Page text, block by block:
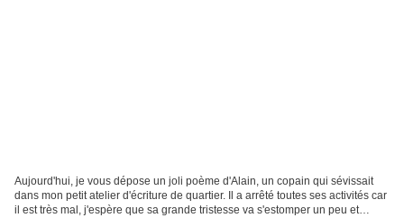
Aujourd'hui, je vous dépose un joli poème d'Alain, un copain qui sévissait
dans mon petit atelier d'écriture de quartier. Il a arrêté toutes ses activités car
il est très mal, j'espère que sa grande tristesse va s'estomper un peu et